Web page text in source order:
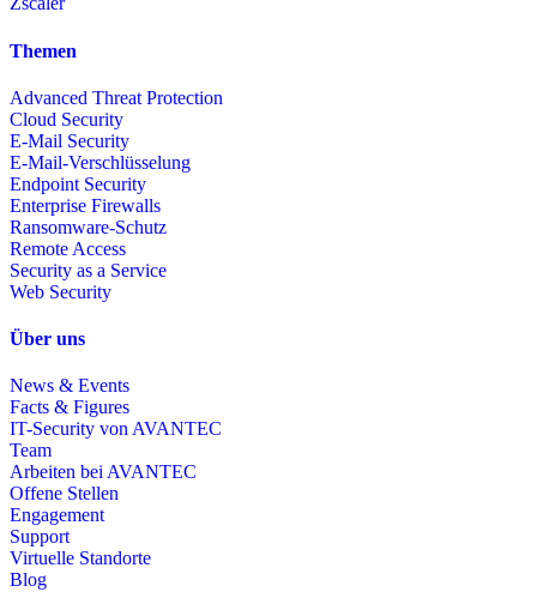
Themen
Advanced Threat Protection
Cloud Security
E-Mail Security
E-Mail-Verschlüsselung
Endpoint Security
Enterprise Firewalls
Ransomware-Schutz
Remote Access
Security as a Service
Web Security
Über uns
News & Events
Facts & Figures
IT-Security von AVANTEC
Team
Arbeiten bei AVANTEC
Offene Stellen
Engagement
Support
Virtuelle Standorte
Blog